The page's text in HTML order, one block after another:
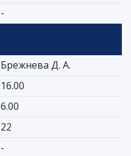
-
Брежнева Д. А.
16.00
6.00
22
-